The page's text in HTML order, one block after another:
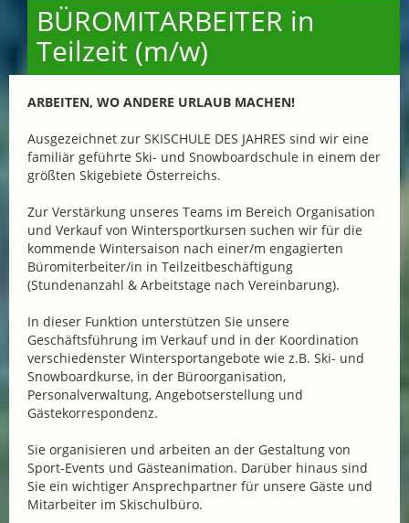
BÜROMITARBEITER in
Teilzeit (m/w)
ARBEITEN, WO ANDERE URLAUB MACHEN!
Ausgezeichnet zur SKISCHULE DES JAHRES sind wir eine
familiär geführte Ski- und Snowboardschule in einem der
größten Skigebiete Österreichs.
Zur Verstärkung unseres Teams im Bereich Organisation
und Verkauf von Wintersportkursen suchen wir für die
kommende Wintersaison nach einer/m engagierten
Büromiterbeiter/in in Teilzeitbeschäftigung
(Stundenanzahl & Arbeitstage nach Vereinbarung).
In dieser Funktion unterstützen Sie unsere
Geschäftsführung im Verkauf und in der Koordination
verschiedenster Wintersportangebote wie z.B. Ski- und
Snowboardkurse, in der Büroorganisation,
Personalverwaltung, Angebotserstellung und
Gästekorrespondenz.
Sie organisieren und arbeiten an der Gestaltung von
Sport-Events und Gästeanimation. Darüber hinaus sind
Sie ein wichtiger Ansprechpartner für unsere Gäste und
Mitarbeiter im Skischulbüro.